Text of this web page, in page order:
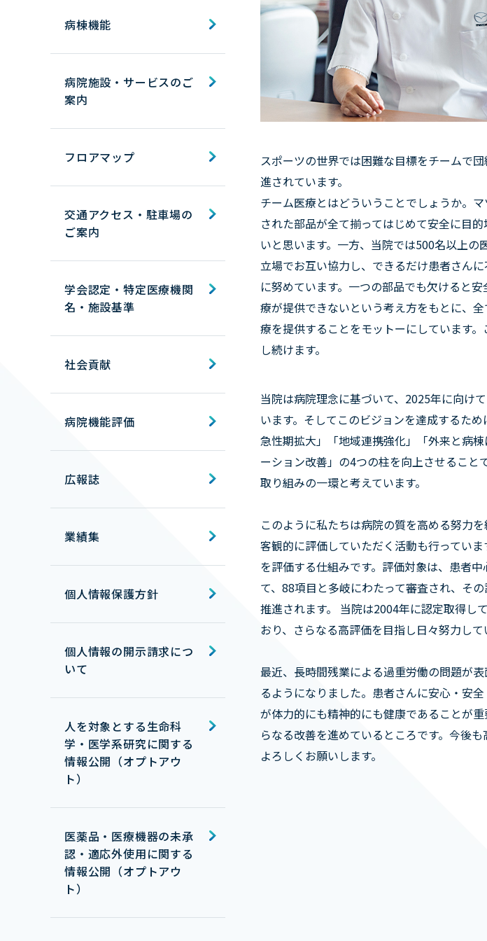
スポーツの世界では困難な目標をチームで
進されています。
チーム医療とはどういうことでしょうか。
された部品が全て揃ってはじめて安全に目
いと思います。一方、当院では500名以上
立場でお互い協力し、できるだけ患者さん
に努めています。一つの部品でも欠けると
療が提供できないという考え方をもとに、
療を提供することをモットーにしています
し続けます。
当院は病院理念に基づいて、2025年に向け
います。そしてこのビジョンを達成するた
急性期拡大」「地域連携強化」「外来と病
ーション改善」の4つの柱を向上させるこ
取り組みの一環と考えています。
このように私たちは病院の質を高める努力
客観的に評価していただく活動も行ってい
を評価する仕組みです。評価対象は、患者
て、88項目と多岐にわたって審査され、そ
推進されます。 当院は2004年に認定取得し
おり、さらなる高評価を目指し日々努力して
最近、長時間残業による過重労働の問題が
るようになりました。患者さんに安心・安
が体力的にも精神的にも健康であることが
らなる改善を進めているところです。今後
よろしくお願いします。
病棟機能
病院施設・サービスのご
案内
フロアマップ
交通アクセス・駐車場の
ご案内
学会認定・特定医療機関
名・施設基準
社会貢献
病院機能評価
広報誌
業績集
個人情報保護方針
個人情報の開示請求につ
いて
人を対象とする生命科
学・医学系研究に関する
情報公開（オプトアウ
ト）
医薬品・医療機器の未承
認・適応外使用に関する
情報公開（オプトアウ
ト）